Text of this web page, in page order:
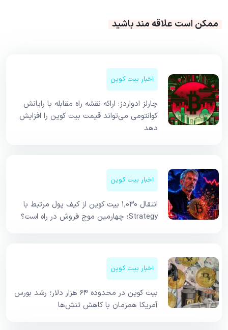
ممکن است علاقه مند باشید
اخبار بیت کوین
چارلز ادواردز: ارائه نقشه راه مقابله با رایانش
کوانتومی می‌تواند قیمت بیت کوین را افزایش
دهد
اخبار بیت کوین
انتقال ۱,۰۳۰ بیت کوین از کیف پول مرتبط با
Strategy؛ چهارمین موج فروش در راه است؟
اخبار بیت کوین
بیت کوین در محدوده ۶۴ هزار دلار؛ رشد بورس
آمریکا همزمان با کاهش تنش‌ها